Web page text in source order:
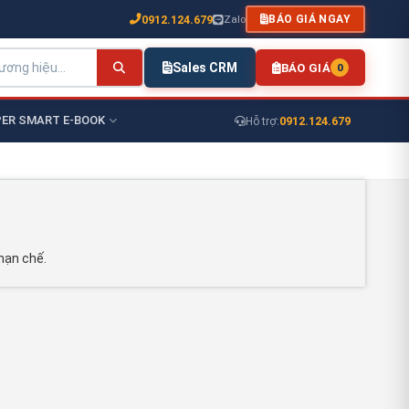
0912.124.679 Zalo BÁO GIÁ NGAY
Sales CRM BÁO GIÁ 0
SMART E-BOOK Hỗ trợ:0912.124.679
chế.